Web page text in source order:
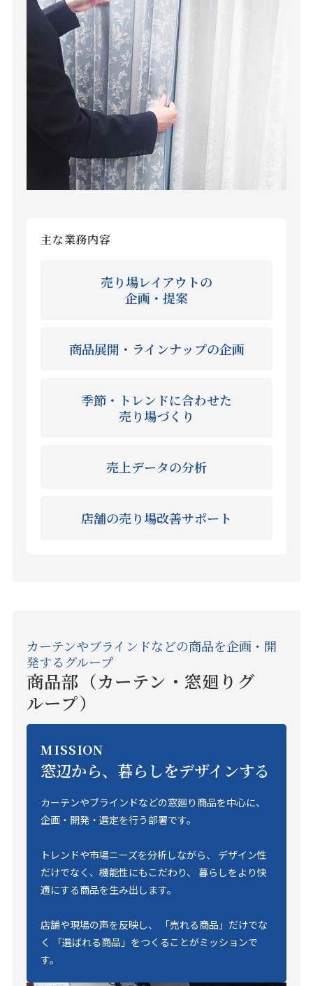
主な業務内容
売り場レイアウトの
企画・提案
商品展開・ラインナップの企画
季節・トレンドに合わせた
売り場づくり
売上データの分析
店舗の売り場改善サポート
カーテンやブラインドなどの商品を企画・開
発するグループ
商品部（カーテン・窓廻りグ
ループ）
MISSION
窓辺から、暮らしをデザインする
カーテンやブラインドなどの窓廻り商品を中心に、
企画・開発・選定を行う部署です。
トレンドや市場ニーズを分析しながら、 デザイン性
だけでなく、機能性にもこだわり、 暮らしをより快
適にする商品を生み出します。
店舗や現場の声を反映し、 「売れる商品」だけでな
く 「選ばれる商品」をつくることがミッションで
す。